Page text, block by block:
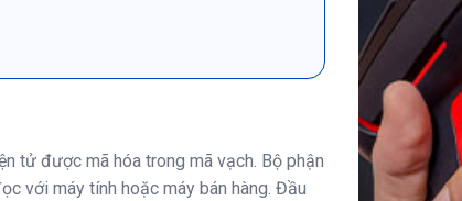
tử được mã hóa trong mã vạch. Bộ phận
với máy tính hoặc máy bán hàng. Đầu